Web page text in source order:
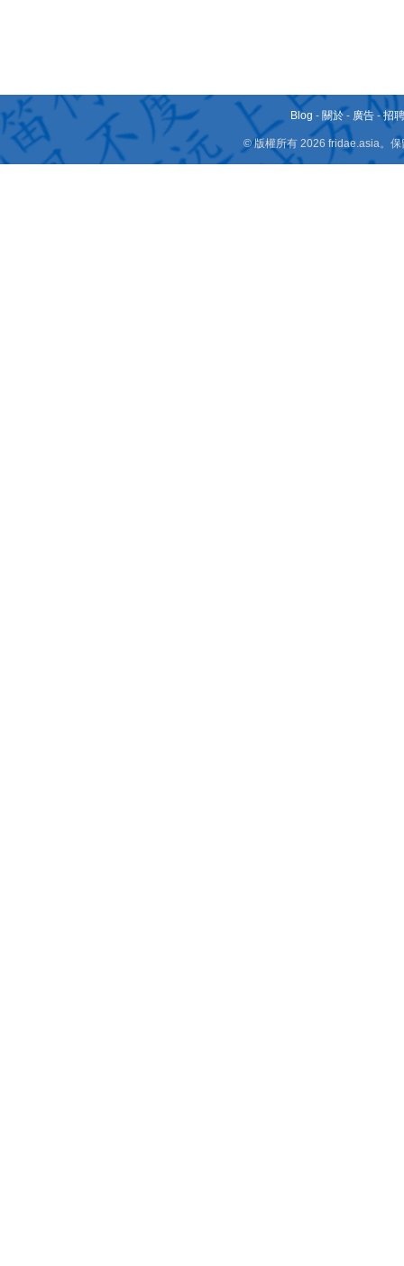
Blog - 關於 - 廣告 -招
© 版權所有 2026 fridae.asia。